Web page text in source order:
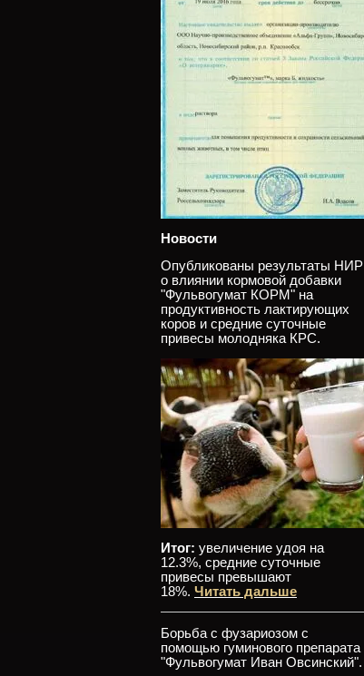
Новости
Опубликованы результаты НИР
о влиянии кормовой добавки
"Фульвогумат КОРМ" на
продуктивность лактирующих
коров и средние суточные
привесы молодняка КРС.
Итог: увеличение удоя на
12.3%, средние суточные
привесы превышают
18%. Читать дальше
Борьба с фузариозом с
помощью гуминового препарата
"Фульвогумат Иван Овсинский".